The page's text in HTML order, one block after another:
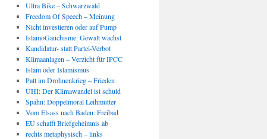
Ultra Bike – Schwarzwald
Freedom Of Speech – Meinung
Nicht investieren oder auf Pump
IslamoGauchisme: Gewalt wächst
Kandidatur- statt Partei-Verbot
Klimaanlagen – Verzicht für IPCC
Islam oder Islamismus
Patt im Drohnenkrieg – Frieden
UHI: Der Klimawandel ist schuld
Spahn: Doppelmoral Leihmutter
Vom Elsass nach Baden: Freibad
EU schafft Briefgeheimnis ab
rechts metaphysisch – links